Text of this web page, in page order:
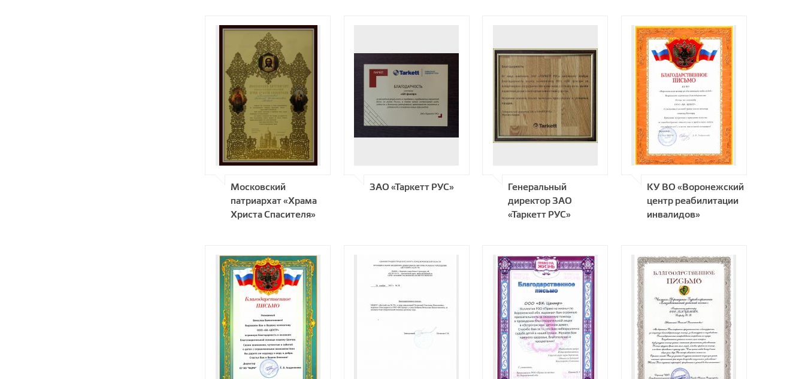
Московский
патриархат «Храма
Христа Спасителя»
ЗАО «Таркетт РУС»
Генеральный
директор ЗАО
«Таркетт РУС»
КУ ВО «Воронежский
центр реабилитации
инвалидов»